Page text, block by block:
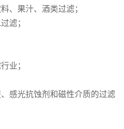
、果汁、酒类过滤；
滤；
业；
感光抗蚀剂和磁性介质的过滤